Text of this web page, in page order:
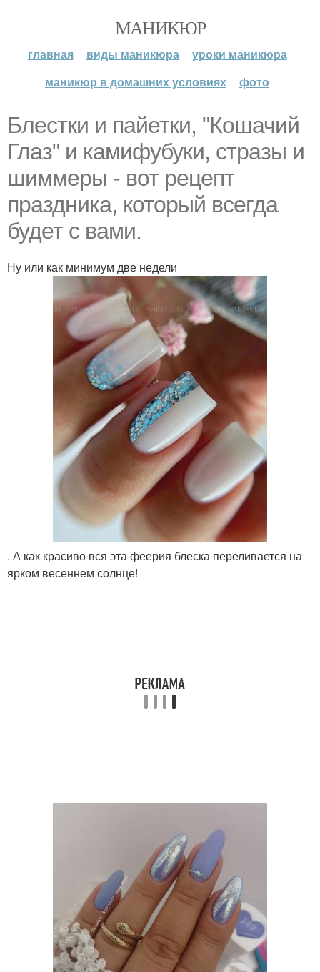
МАНИКЮР
главная виды маникюра
уроки маникюра
маникюр в домашних условиях
фото
Блестки и пайетки, "Кошачий
Глаз" и камифубуки, стразы и
шиммеры - вот рецепт
праздника, который всегда
будет с вами.
Ну или как минимум две недели
. А как красиво вся эта феерия блеска переливается на
ярком весеннем солнце!